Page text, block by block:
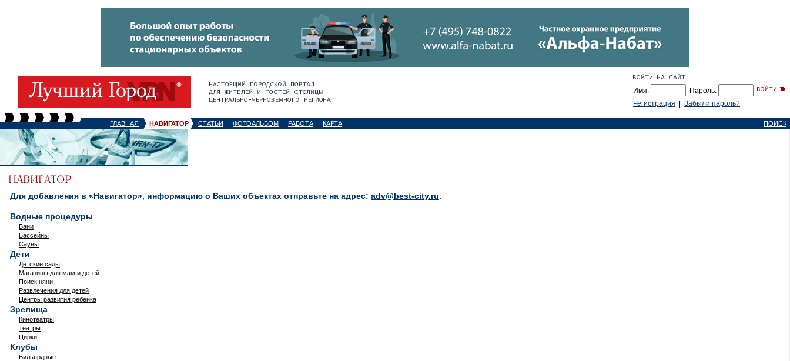
Имя:
Пароль:
Регистрация
Забыли пароль?
ГЛАВНАЯ НАВИГАТОР СТАТЬИ ФОТОАЛЬБОМ РАБОТА КАРТА ПОИСК
Для добавления в «Навигатор», информацию о Ваших объектах отправьте на адрес: adv@best-city.ru.
Водные процедуры
Бани
Бассейны
Сауны
Дети
Детские сады
Магазины для мам и детей
Поиск няни
Развлечения для детей
Центры развития ребенка
Зрелища
Кинотеатры
Театры
Цирки
Клубы
Бильярдные